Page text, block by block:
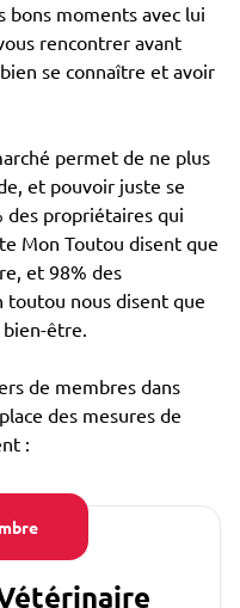
bons moments avec lui
rencontrer avant
se connaître et avoir
permet de ne plus
et pouvoir juste se
des propriétaires qui
Mon Toutou disent que
et 98% des
nous disent que
être.
de membres dans
des mesures de
: